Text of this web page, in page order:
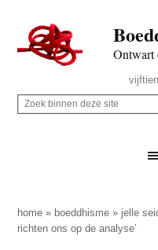
naar
de
inhoud
secondary
naar
de
sidebar
naar
de
Ontwart
Rechts
Z
p
d
Z
i
n
home » boeddhisme » jelle
richten ons op de analyse’